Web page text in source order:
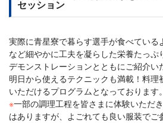
セッション
実際に青星寮で暮らす選手が食べている
など細やかに工夫を凝らした栄養たっ
デモンストレーションとともにご紹介い
明日から使えるテクニックも満載！料理
いただけるプログラムとなっております。
※一部の調理工程を皆さまに体験いただ
はありますが、よごれても良い服装でご